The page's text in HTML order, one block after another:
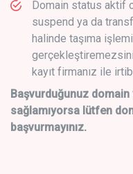
Domain status aktif
suspend ya da
halinde taşıma
kayıt firmanız ile
Başvurduğunuz domain
sağlamıyorsa lütfen
başvurmayınız.